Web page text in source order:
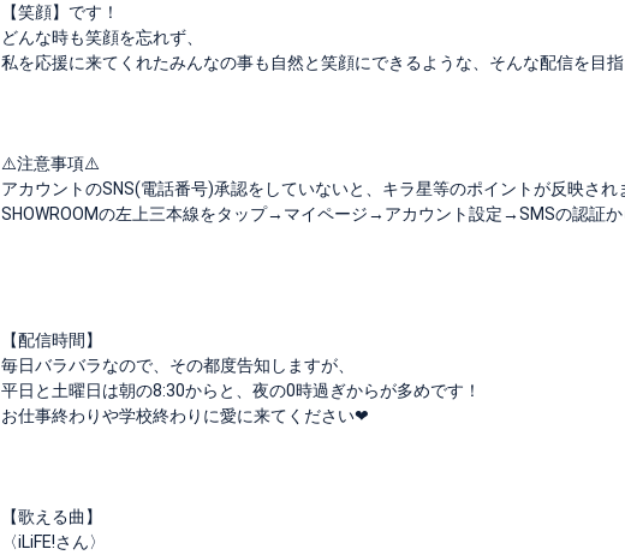
【笑顔】です！
どんな時も笑顔を忘れず、
私を応援に来てくれたみんなの事も自然と笑顔にできるような、そんな配信を目指
⚠️注意事項⚠️
アカウントのSNS(電話番号)承認をしていないと、キラ星等のポイントが反映され
SHOWROOMの左上三本線をタップ→マイページ→アカウント設定→SMSの認証
【配信時間】
毎日バラバラなので、その都度告知しますが、
平日と土曜日は朝の8:30からと、夜の0時過ぎからが多めです！
お仕事終わりや学校終わりに愛に来てください‪‪❤︎‬
【歌える曲】
〈iLiFE!さん〉